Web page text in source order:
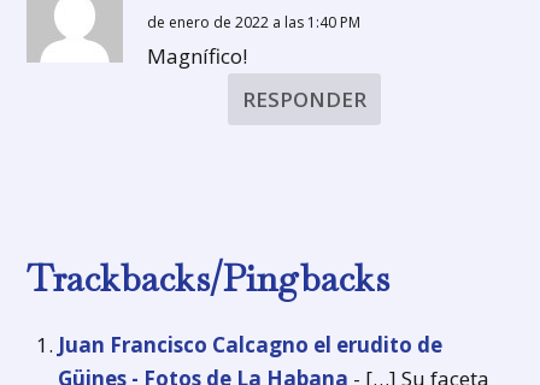
de enero de 2022 a las 1:40 PM
Magnífico!
RESPONDER
Trackbacks/Pingbacks
Juan Francisco Calcagno el erudito de
Güines - Fotos de La Habana - […] Su faceta